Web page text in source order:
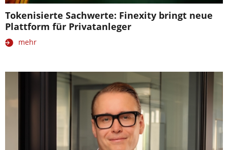
Tokenisierte Sachwerte: Finexity bringt neue
Plattform für Privatanleger
mehr